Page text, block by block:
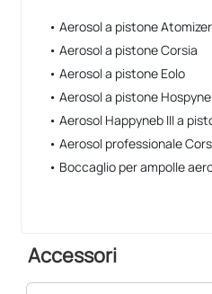
• Aerosol a pistone
• Aerosol a pistone Corsia
• Aerosol a pistone Eolo
• Aerosol a pistone
• Aerosol Happyneb III a
• Aerosol professionale
• Boccaglio per ampolle
Accessori